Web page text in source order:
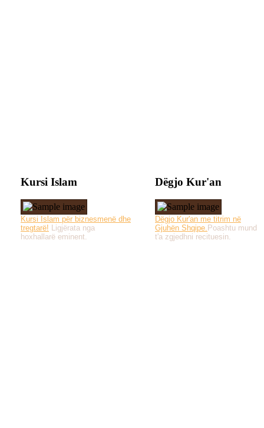
Kursi Islam
Kursi Islam për biznesmenë dhe
tregtarë! Ligjërata nga
hoxhallarë eminent.
Dëgjo Kur'an
Dëgjo Kur'an me titrim në
Gjuhën Shqipe. Poashtu mund
t'a zgjedhni recituesin.